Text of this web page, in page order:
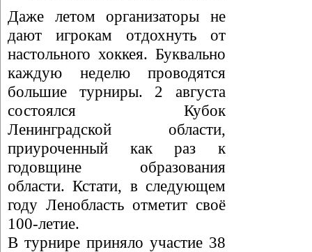
Даже летом организаторы не
дают игрокам отдохнуть от
настольного хоккея. Буквально
каждую неделю проводятся
большие турниры. 2 августа
состоялся Кубок
Ленинградской области,
приуроченный как раз к
годовщине образования
области. Кстати, в следующем
году Ленобласть отметит своё
100-летие.
В турнире приняло участие 38